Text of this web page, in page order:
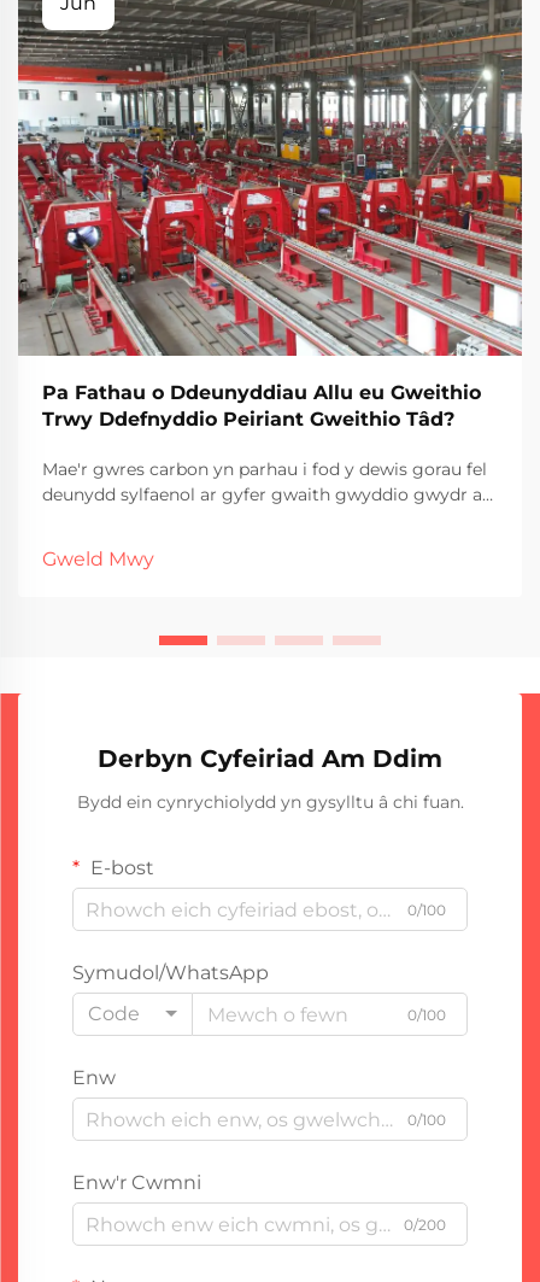
Pa Fathau o Ddeunyddiau Allu eu Gweithio
Trwy Ddefnyddio Peiriant Gweithio Tâd?
Mae'r gwres carbon yn parhau i fod y dewis gorau fel
deunydd sylfaenol ar gyfer gwaith gwyddio gwydr ar
mewn s...
Gweld Mwy
Derbyn Cyfeiriad Am Ddim
Bydd ein cynrychiolydd yn gysylltu â chi fuan.
E-bost
0/100
Symudol/WhatsApp
Code
0/100
Enw
0/100
Enw'r Cwmni
0/200